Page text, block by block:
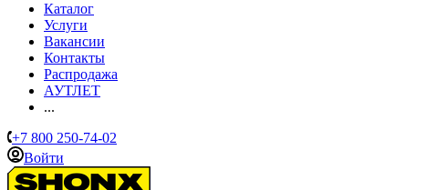
Каталог
Услуги
Вакансии
Контакты
Распродажа
АУТЛЕТ
...
+7 800 250-74-02
Войти